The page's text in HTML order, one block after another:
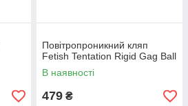
Повітропроникний кляп
Fetish Tentation Rigid Gag Ball
В наявності
479 ₴